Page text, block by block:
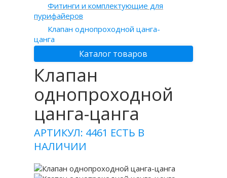
Фитинги и комплектующие для
пурифайеров
Клапан однопроходной цанга-
цанга
Каталог товаров
Клапан
однопроходной
цанга-цанга
АРТИКУЛ: 4461 ЕСТЬ В
НАЛИЧИИ